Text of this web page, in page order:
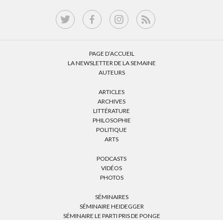
PAGE D’ACCUEIL
LA NEWSLETTER DE LA SEMAINE
AUTEURS
ARTICLES
ARCHIVES
LITTÉRATURE
PHILOSOPHIE
POLITIQUE
ARTS
PODCASTS
VIDÉOS
PHOTOS
SÉMINAIRES
SÉMINAIRE HEIDEGGER
SÉMINAIRE LE PARTI PRIS DE PONGE